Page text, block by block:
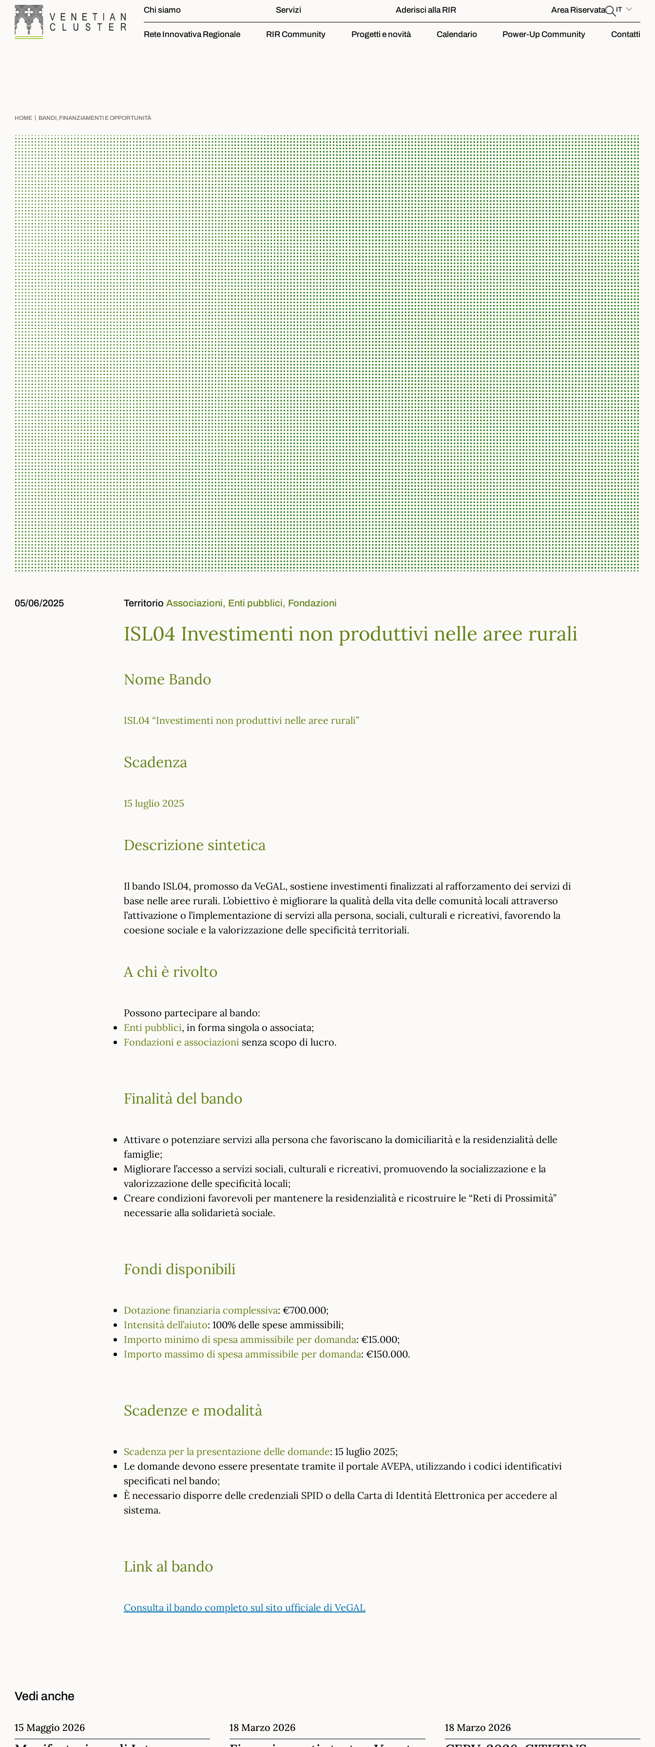
Chi siamo Servizi Aderisci alla RIR Area Riservata IT
Rete Innovativa Regionale RIR Community Progetti e novità Calendario Power-Up Community Contatti
HOME | BANDI, FINANZIAMENTI E OPPORTUNITÀ
05/06/2025 Territorio Associazioni, Enti pubblici, Fondazioni
ISL04 Investimenti non produttivi nelle aree rurali
Nome Bando
ISL04 “Investimenti non produttivi nelle aree rurali”
Scadenza
15 luglio 2025
Descrizione sintetica
Il bando ISL04, promosso da VeGAL, sostiene investimenti finalizzati al rafforzamento dei servizi di
base nelle aree rurali. L’obiettivo è migliorare la qualità della vita delle comunità locali attraverso
l’attivazione o l’implementazione di servizi alla persona, sociali, culturali e ricreativi, favorendo la
coesione sociale e la valorizzazione delle specificità territoriali.
A chi è rivolto
Possono partecipare al bando:
Enti pubblici, in forma singola o associata;
Fondazioni e associazioni senza scopo di lucro.
Finalità del bando
Attivare o potenziare servizi alla persona che favoriscano la domiciliarità e la residenzialità delle
famiglie;
Migliorare l’accesso a servizi sociali, culturali e ricreativi, promuovendo la socializzazione e la
valorizzazione delle specificità locali;
Creare condizioni favorevoli per mantenere la residenzialità e ricostruire le “Reti di Prossimità”
necessarie alla solidarietà sociale.
Fondi disponibili
Dotazione finanziaria complessiva: €700.000;
Intensità dell’aiuto: 100% delle spese ammissibili;
Importo minimo di spesa ammissibile per domanda: €15.000;
Importo massimo di spesa ammissibile per domanda: €150.000.
Scadenze e modalità
Scadenza per la presentazione delle domande: 15 luglio 2025;
Le domande devono essere presentate tramite il portale AVEPA, utilizzando i codici identificativi
specificati nel bando;
È necessario disporre delle credenziali SPID o della Carta di Identità Elettronica per accedere al
sistema.
Link al bando
Consulta il bando completo sul sito ufficiale di VeGAL
Vedi anche
15 Maggio 2026 18 Marzo 2026 18 Marzo 2026